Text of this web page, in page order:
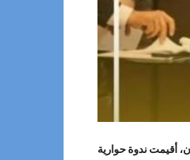
أقيمت ندوة حوارية